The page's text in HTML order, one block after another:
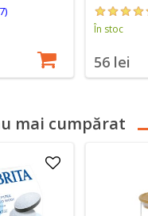
În stoc
56 lei
mai cumpărat